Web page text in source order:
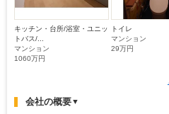
キッチン・台所/浴室・ユニッ
トバス/...
マンション
1060万円
トイレ
マンション
29万円
会社の概要▼